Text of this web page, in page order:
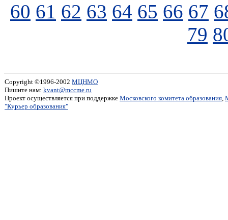
60 61 62 63 64 65 66 67
79
Copyright ©1996-2002 МЦНМО
Пишите нам: kvant@mccme.ru
Проект осуществляется при поддержке Московского комитета образования,
"Курьер образования"